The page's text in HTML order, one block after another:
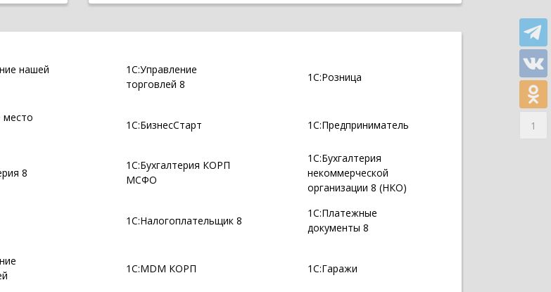
нашей
1С:Управление
торговлей 8
1С:Розница
место
1С:БизнесСтарт 1С:Предприниматель
8
1С:Бухгалтерия КОРП
МСФО
1С:Бухгалтерия
некоммерческой
организации 8 (НКО)
1С:Налогоплательщик 8
1С:Платежные
документы 8
1С:MDM КОРП 1С:Гаражи
1